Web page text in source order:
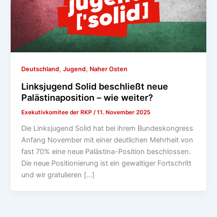
Deutschland,Jugend, Naher Osten
Linksjugend Solid beschließt neue
Palästinaposition – wie weiter?
Exekutivkomitee der RKP /11. November 2025
Die Linksjugend Solid hat bei ihrem Bundeskongress
Anfang November mit einer deutlichen Mehrheit von
fast 70% eine neue Palästina-Position beschlossen.
Die neue Positionierung ist ein gewaltiger Fortschritt
und wir gratulieren […]